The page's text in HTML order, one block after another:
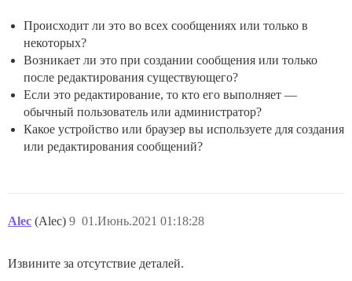
Происходит ли это во всех сообщениях или только в
некоторых?
Возникает ли это при создании сообщения или только
после редактирования существующего?
Если это редактирование, то кто его выполняет —
обычный пользователь или администратор?
Какое устройство или браузер вы используете для создания
или редактирования сообщений?
Alec (Alec) 01.Июнь.2021 01:18:28
9
Извините за отсутствие деталей.